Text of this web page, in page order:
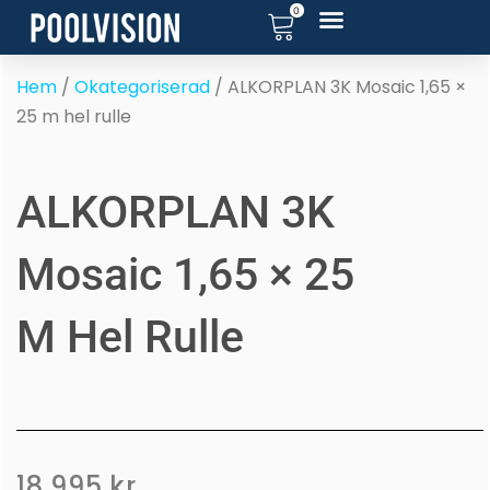
Hoppa
till
innehåll
0
Hem / Okategoriserad / ALKORPLAN 3K Mosaic 1,65 ×
25 m hel rulle
ALKORPLAN 3K
Mosaic 1,65 × 25
M Hel Rulle